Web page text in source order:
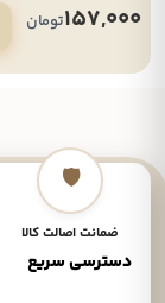
157,000تومان
🛡️
ضمانت اصالت کالا
دسترسی سریع